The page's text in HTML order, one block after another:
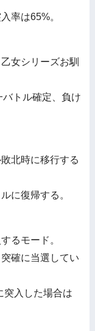
率は65%。
女シリーズお馴
バトル確定、負け
北時に移行する
に復帰する。
るモード。
確に当選してい
突入した場合は